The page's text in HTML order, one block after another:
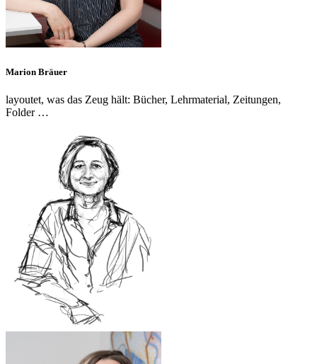
Marion Bräuer
layoutet, was das Zeug hält: Bücher, Lehrmaterial, Zeitungen,
Folder …